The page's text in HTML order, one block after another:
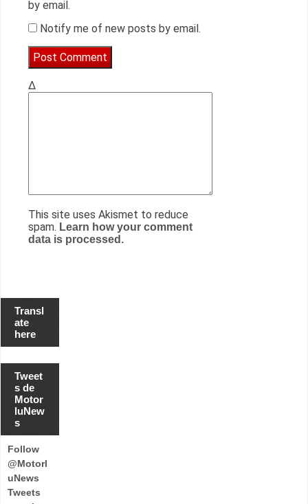
by email.
Notify me of new posts by email.
Δ
This site uses Akismet to reduce
spam. Learn how your comment
data is processed.
Transl
ate
here
Tweet
s de
Motor
luNew
s
Follow
@Motorl
uNews
Tweets